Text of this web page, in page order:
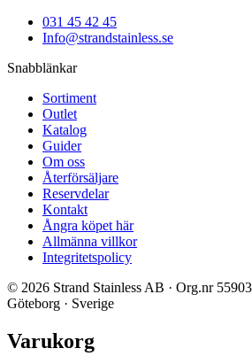
031 45 42 45
Info@strandstainless.se
Snabblänkar
Sortiment
Outlet
Katalog
Guider
Om oss
Återförsäljare
Reservdelar
Kontakt
Ångra köpet här
Allmänna villkor
Integritetspolicy
© 2026 Strand Stainless AB · Org.nr
Göteborg · Sverige
Varukorg